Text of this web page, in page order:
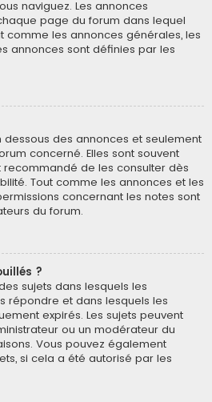
naviguez. Les annonces
page du forum dans lequel
comme les annonces générales, les
annonces sont définies par les
dessous des annonces et seulement
concerné. Elles sont souvent
de les consulter dès
Tout comme les annonces et les
concernant les notes sont
du forum.
?
sujets dans lesquels les
répondre et dans lesquels les
expirés. Les sujets peuvent
ou un modérateur du
Vous pouvez également
si cela a été autorisé par les